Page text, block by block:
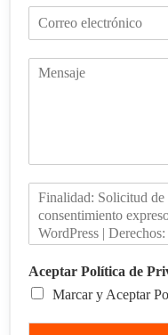
Aceptar Política de
Marcar y Aceptar